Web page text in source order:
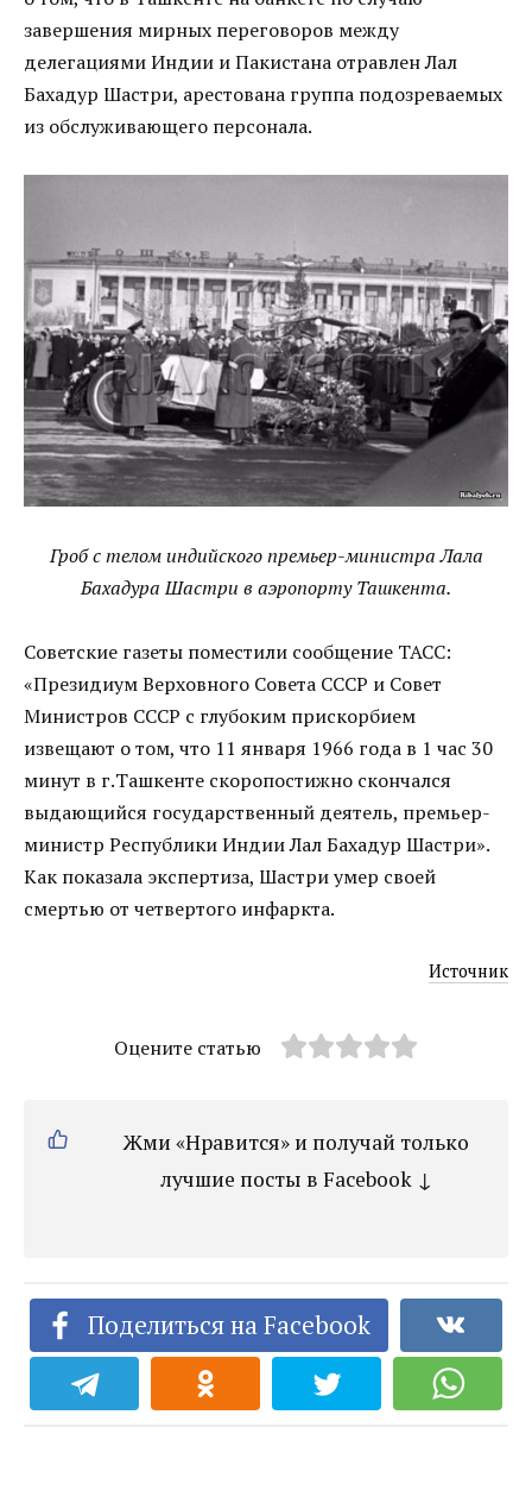
завершения мирных переговоров между
делегациями Индии и Пакистана отравлен Лал
Бахадур Шастри, арестована группа подозреваемых
из обслуживающего персонала.
Гроб с телом индийского премьер-министра Лала
Бахадура Шастри в аэропорту Ташкента.
Советские газеты поместили сообщение ТАСС:
«Президиум Верховного Совета СССР и Совет
Министров СССР с глубоким прискорбием
извещают о том, что 11 января 1966 года в 1 час 30
минут в г.Ташкенте скоропостижно скончался
выдающийся государственный деятель, премьер-
министр Республики Индии Лал Бахадур Шастри».
Как показала экспертиза, Шастри умер своей
смертью от четвертого инфаркта.
Источник
Оцените статью
Жми «Нравится» и получай только
лучшие посты в Facebook ↓
Поделиться на Facebook